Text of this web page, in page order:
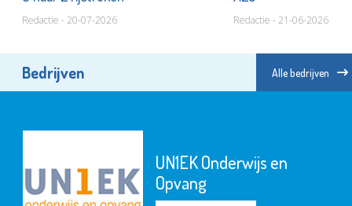
Redactie - 20-07-2026 Redactie - 21-06-2026
Bedrijven Alle bedrijven
UN1EK Onderwijs en
Opvang